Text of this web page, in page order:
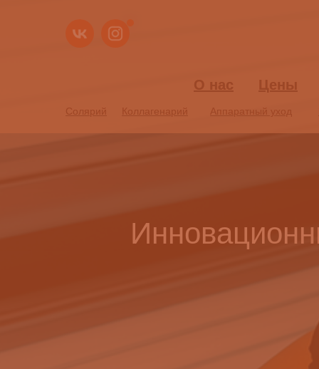
Цены
Цены
О нас
О нас
Солярий Коллагенарий Аппаратный уход
Аппаратный уход
Коллагенарий
Солярий